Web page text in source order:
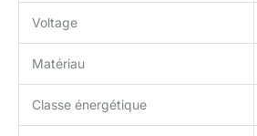
Voltage
Matériau
Classe énergétique